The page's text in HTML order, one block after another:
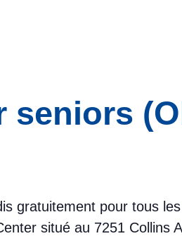
seniors
gratuitement pour tous
situé au 7251 Collins